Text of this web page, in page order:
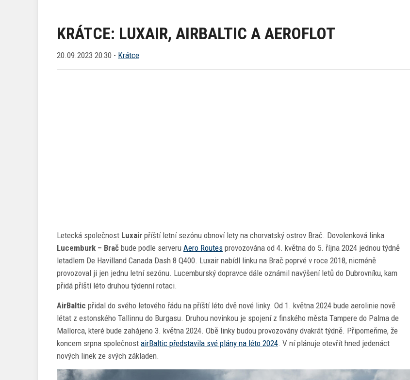
KRÁTCE: LUXAIR, AIRBALTIC A AEROFLOT
20.09.2023 20:30 - Krátce
Letecká společnost Luxair příští letní sezónu obnoví lety na chorvatský ostrov Brač. Dovolenková linka
Lucemburk – Brač bude podle serveru Aero Routes provozována od 4. května do 5. října 2024 jednou týdně
letadlem De Havilland Canada Dash 8 Q400. Luxair nabídl linku na Brač poprvé v roce 2018, nicméně
provozoval ji jen jednu letní sezónu. Lucemburský dopravce dále oznámil navýšení letů do Dubrovníku, kam
přidá příští léto druhou týdenní rotaci.
AirBaltic přidal do svého letového řádu na příští léto dvě nové linky. Od 1. května 2024 bude aerolinie nově
létat z estonského Tallinnu do Burgasu. Druhou novinkou je spojení z finského města Tampere do Palma de
Mallorca, které bude zahájeno 3. května 2024. Obě linky budou provozovány dvakrát týdně. Připomeňme, že
koncem srpna společnost airBaltic představila své plány na léto 2024. V ní plánuje otevřít hned jedenáct
nových linek ze svých základen.